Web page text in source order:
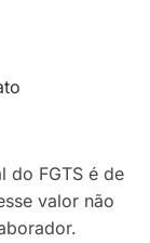
do FGTS é de
valor não